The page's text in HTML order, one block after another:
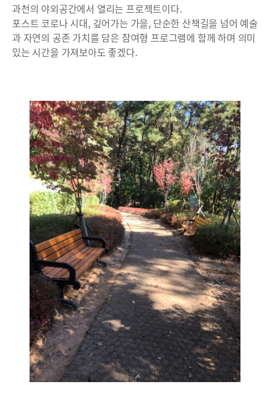
과천의 야외공간에서 열리는 프로젝트이다.
포스트 코로나 시대, 깊어가는 가을, 단순한 산책길을 넘어 예술
과 자연의 공존 가치를 담은 참여형 프로그램에 함께 하며 의미
있는 시간을 가져보아도 좋겠다.